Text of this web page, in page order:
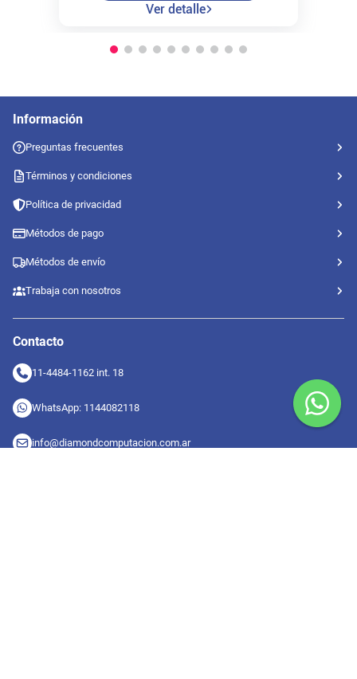
Ver detalle
Información
Preguntas frecuentes
Términos y condiciones
Política de privacidad
Métodos de pago
Métodos de envío
Trabaja con nosotros
Contacto
11-4484-1162 int. 18
WhatsApp: 1144082118
info@diamondcomputacion.com.ar